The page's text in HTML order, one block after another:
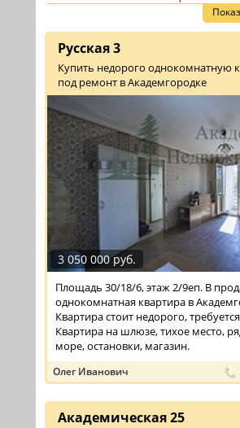
Русская 3
Купить недорого однокомнатную
под ремонт в Академгородке
3 050 000 руб.
Площадь 30/18/6, этаж 2/9еп. В
однокомнатная квартира в
Квартира стоит недорого,
Квартира на шлюзе, тихое место,
море, остановки, магазин.
Олег Иванович
Академическая 25